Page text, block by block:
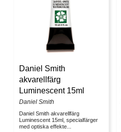
Daniel Smith
akvarellfärg
Luminescent 15ml
Daniel Smith
Daniel Smith akvarellfärg
Luminescent 15ml, specialfärger
med optiska effekte...